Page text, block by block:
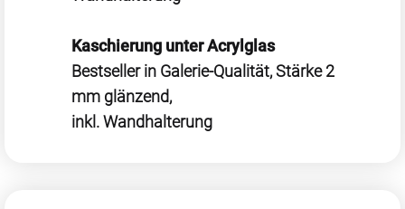
Kaschierung unter Acrylglas
Bestseller in Galerie-Qualität, Stärke 2
mm glänzend,
inkl. Wandhalterung